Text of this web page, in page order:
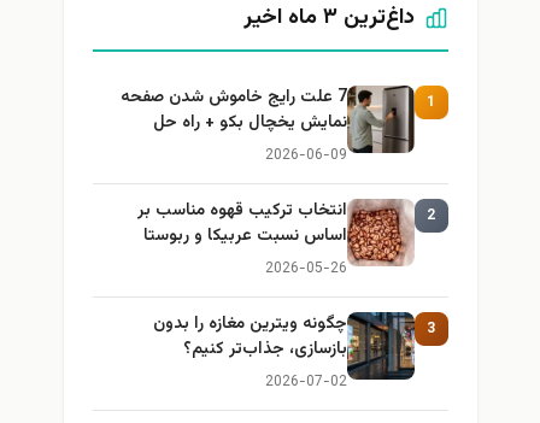
داغ‌ترین ۳ ماه اخیر
1
7 علت رایج خاموش شدن صفحه
نمایش یخچال بکو + راه حل
2026-06-09
2
انتخاب ترکیب قهوه مناسب بر
اساس نسبت عربیکا و ربوستا
2026-05-26
3
چگونه ویترین مغازه را بدون
بازسازی، جذاب‌تر کنیم؟
2026-07-02